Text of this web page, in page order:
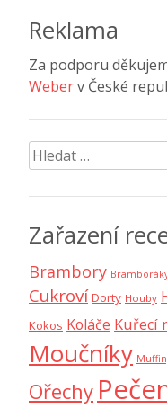
Reklama
Za podporu
Weberv České
Vyhledávání
Zařazení
Brambory
Cukroví Dorty Houby
Kokos Koláče Kuřecí
Moučníky
Ořechy